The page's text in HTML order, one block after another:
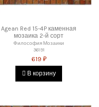
Agean Red 15-4P каменная
мозаика 2-й сорт
Философия Мозаики
36191
619 ₽
В корзину